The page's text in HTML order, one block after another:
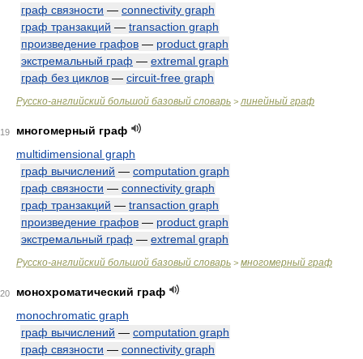
граф связности — connectivity graph
граф транзакций — transaction graph
произведение графов — product graph
экстремальный граф — extremal graph
граф без циклов — circuit-free graph
Русско-английский большой базовый словарь > линейный граф
19
многомерный граф
multidimensional graph
граф вычислений — computation graph
граф связности — connectivity graph
граф транзакций — transaction graph
произведение графов — product graph
экстремальный граф — extremal graph
Русско-английский большой базовый словарь > многомерный граф
20
монохроматический граф
monochromatic graph
граф вычислений — computation graph
граф связности — connectivity graph